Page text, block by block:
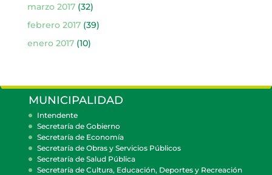
marzo 2017(32)
febrero 2017(39)
enero 2017(10)
MUNICIPALIDAD
Intendente
Secretaría de Gobierno
Secretaría de Economía
Secretaría de Obras y Servicios Públicos
Secretaría de Salud Pública
Secretaría de Cultura, Educación, Deportes y Recreación